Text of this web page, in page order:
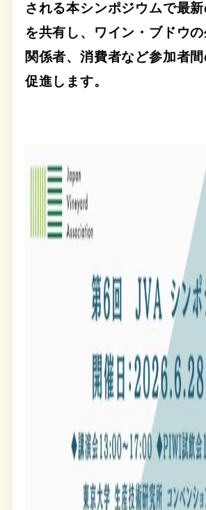
される本シンポジウムで最
を共有し、ワイン・ブドウ
関係者、消費者など参加者
促進します。